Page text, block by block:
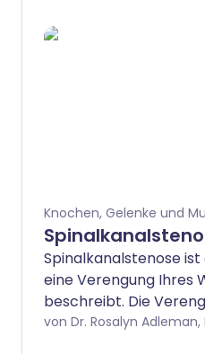
Faltblatt gibt einige
Knochen, Gelenke und
Spinalkanalstenose
eine Verengung Ihres
beschreibt. Die
möglicherweise keine
von Dr. Rosalyn Adleman,